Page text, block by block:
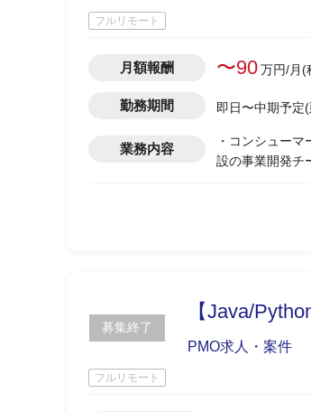
フルリモート
月額報酬 〜90万円/月(
勤務期間 即日〜中期予定
業務内容
・コンシュー
設の事業開発チ
・MVP設計/事
・既存事業の
募集終了
【Java/
PMO求人・案件
フルリモート